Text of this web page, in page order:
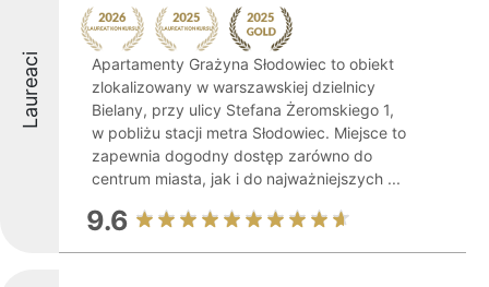
Laureaci
Apartamenty Grażyna Słodowiec to obiekt
zlokalizowany w warszawskiej dzielnicy
Bielany, przy ulicy Stefana Żeromskiego 1,
w pobliżu stacji metra Słodowiec. Miejsce to
zapewnia dogodny dostęp zarówno do
centrum miasta, jak i do najważniejszych ...
9.6